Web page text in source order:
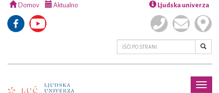
Domov Aktualno Ljudska univerza